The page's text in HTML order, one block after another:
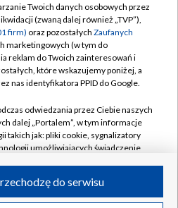
TVP
prywatności
zgody
Pomoc
Kontakt
Kanały
Polska S.A. w likwidacji
Twoich danych osobowych przez
(zwaną dalej również „TVP”),
firm) oraz pozostałych Zaufanych
marketingowych (w tym do
reklam do Twoich zainteresowań i
które wskazujemy poniżej, a
nas identyfikatora PPID do Google.
odwiedzania przez Ciebie naszych
dalej „Portalem”, w tym informacje
takich jak: pliki cookie, sygnalizatory
umożliwiających świadczenie
do serwisu